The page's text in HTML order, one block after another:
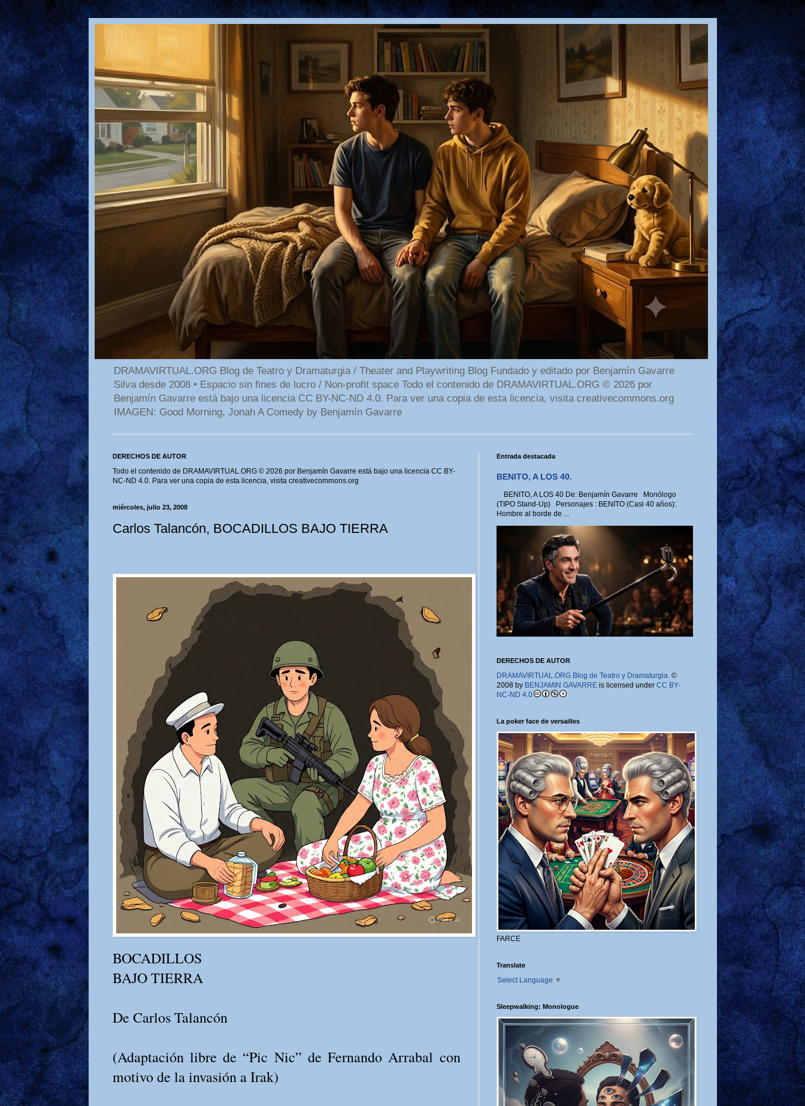
DRAMAVIRTUAL.ORG Blog de Teatro y Dramaturgia / Theater and Playwriting Blog Fundado y editado por Benjamín Gavarre
Silva desde 2008 • Espacio sin fines de lucro / Non-profit space Todo el contenido de DRAMAVIRTUAL.ORG © 2026 por
Benjamín Gavarre está bajo una licencia CC BY-NC-ND 4.0. Para ver una copia de esta licencia, visita creativecommons.org
IMAGEN: Good Morning, Jonah A Comedy by Benjamín Gavarre
DERECHOS DE AUTOR
Todo el contenido de DRAMAVIRTUAL.ORG © 2026 por Benjamín Gavarre está bajo una licencia CC BY-
NC-ND 4.0. Para ver una copia de esta licencia, visita creativecommons.org
miércoles, julio 23, 2008
Carlos Talancón, BOCADILLOS BAJO TIERRA
BOCADILLOS
BAJO TIERRA
De Carlos Talancón
(Adaptación libre de “Pic Nic” de Fernando Arrabal con
motivo de la invasión a Irak)
Entrada destacada
BENITO, A LOS 40.
BENITO, A LOS 40 De: Benjamín Gavarre Monólogo
(TIPO Stand-Up) Personajes : BENITO (Casi 40 años):
Hombre al borde de ...
DERECHOS DE AUTOR
DRAMAVIRTUAL.ORG Blog de Teatro y Dramaturgia. ©
2008 by BENJAMIN GAVARREis licensed under CC BY-
NC-ND 4.0
La poker face de versailles
FARCE
Translate
Select Language ▼
Sleepwalking: Monologue